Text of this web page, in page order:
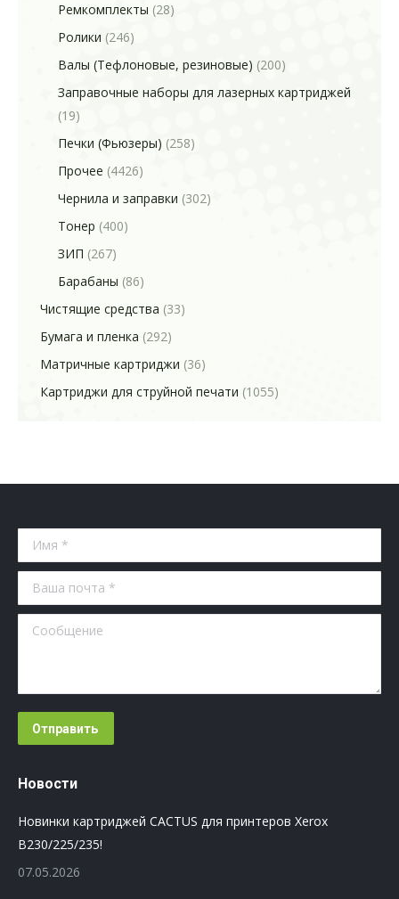
Ремкомплекты (28)
Ролики (246)
Валы (Тефлоновые, резиновые) (200)
Заправочные наборы для лазерных картриджей
(19)
Печки (Фьюзеры) (258)
Прочее (4426)
Чернила и заправки (302)
Тонер (400)
ЗИП (267)
Барабаны (86)
Чистящие средства (33)
Бумага и пленка (292)
Матричные картриджи (36)
Картриджи для струйной печати (1055)
Имя *
Ваша почта *
Сообщение
Отправить
Новости
Новинки картриджей CACTUS для принтеров Xerox
B230/225/235!
07.05.2026